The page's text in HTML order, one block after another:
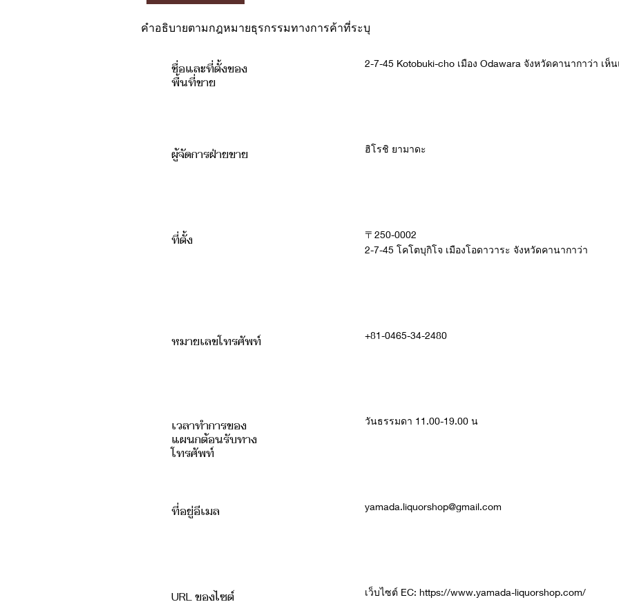
คำอธิบายตามกฎหมายธุรกรรมทางการค้าที่ระบุ
2-7-45 Kotobuki-cho เมือง Odawara จังหวัดคานากาว่า เห็
ฮิโรชิ ยามาดะ
〒250-0002
​2-7-45 โคโตบุกิโจ เมืองโอดาวาระ จังหวัดคานากาว่า
+81-0465-34-2480
วันธรรมดา 11.00-19.00 น
yamada.liquorshop@gmail.com
เว็บไซต์ EC: https://www.yamada-liquorshop.com/
ชื่อและที่ตั้งของ
พื้นที่ขาย
ผู้จัดการฝ่ายขาย
ที่ตั้ง
หมายเลขโทรศัพท์
เวลาทำการของ
แผนกต้อนรับทาง
โทรศัพท์
ที่อยู่อีเมล
URL ของไซต์